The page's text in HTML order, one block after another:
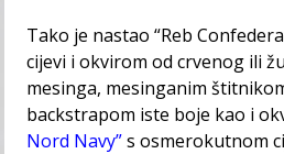
Tako je nastao “Reb
cijevi i okvirom od crvenog ili
mesinga, mesinganim
backstrapom iste boje kao i
Nord Navy” s osmerokutnom